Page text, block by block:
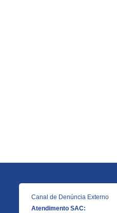
Canal de Denúncia Externo
Atendimento SAC: